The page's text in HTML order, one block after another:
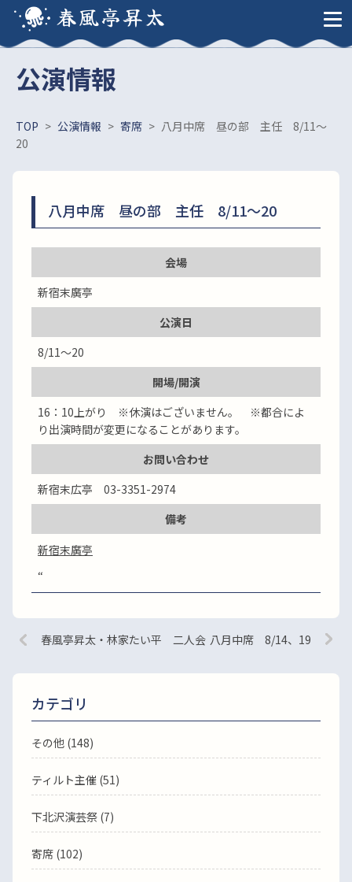
春風亭昇太
公演情報
TOP > 公演情報 > 寄席 > 八月中席 昼の部 主任 8/11～
20
八月中席 昼の部 主任 8/11～20
会場
新宿末廣亭
公演日
8/11～20
開場/開演
16：10上がり ※休演はございません。 ※都合によ
り出演時間が変更になることがあります。
お問い合わせ
新宿末広亭 03-3351-2974
備考
新宿末廣亭
“
春風亭昇太・林家たい平 二人会 八月中席 8/14、19
カテゴリ
その他 (148)
ティルト主催 (51)
下北沢演芸祭 (7)
寄席 (102)